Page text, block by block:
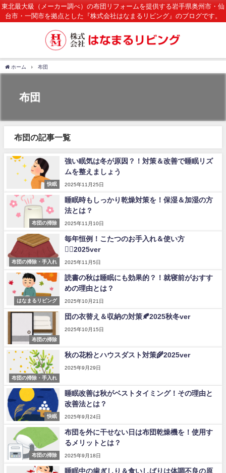
東北最大級（メーカー調べ）の布団リフォームを提供する岩手県奥州市・仙
台市・一関市を拠点とした『株式会社はなまるリビング』のブログです。
ホーム 布団
布団
布団の記事一覧
快眠
強い眠気は冬が原因？！対策＆改善で睡眠リズ
ムを整えましょう
2025年11月25日
布団の掃除
睡眠時もしっかり乾燥対策を！保湿＆加湿の方
法とは？
2025年11月10日
布団の掃除・手入れ
毎年恒例！こたつのお手入れ＆使い方
💁‍♀️2025ver
2025年11月5日
はなまるリビング
読書の秋は睡眠にも効果的？！就寝前がおすす
めの理由とは？
2025年10月21日
布団の掃除
団の衣替え＆収納の対策🍂2025秋冬ver
2025年10月15日
布団の掃除・手入れ
秋の花粉とハウスダスト対策🌾2025ver
2025年9月29日
快眠
睡眠改善は秋がベストタイミング！その理由と
改善法とは？
2025年9月24日
布団の掃除
布団を外に干せない日は布団乾燥機を！使用す
るメリットとは？
2025年9月18日
睡眠中の歯ぎしり＆食いしばりは体調不良の原